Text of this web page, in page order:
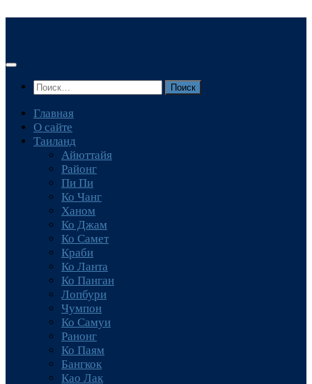
Найти:
Главная
О сайте
Таиланд
Айюттайя
Районг
Пи Пи
Ко Чанг
Ханом
Ко Джам
Ко Самет
Краби
Ко Ланта
Ко Панган
Лопбури
Чумпон
Ко Самуи
Ранонг
Ко Паям
Бангкок
Као Лак